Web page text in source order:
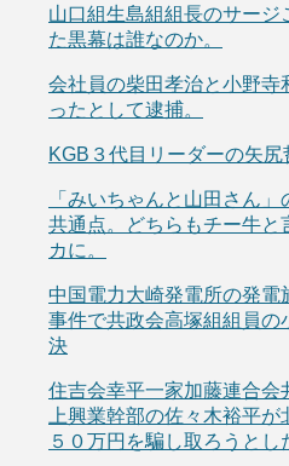
山口組生島組組長のサージ
た黒幕は誰なのか。
会社員の柴田孝治と小野
ったとして逮捕。
KGB３代目リーダーの矢尻
「みいちゃんと山田さん
共通点。どちらもチー牛
カに。
中国電力大崎発電所の発電
事件で共政会高塚組組員の
決
住吉会幸平一家加藤連合
上興業幹部の佐々木裕平
５０万円を騙し取ろうとし